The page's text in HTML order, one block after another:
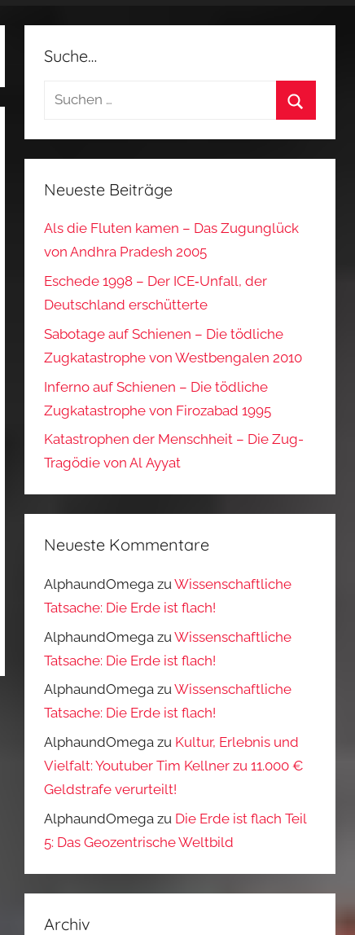
Suche…
Suchen
Neueste Beiträge
Als die Fluten kamen – Das Zugunglück
von Andhra Pradesh 2005
Eschede 1998 – Der ICE‑Unfall, der
Deutschland erschütterte
Sabotage auf Schienen – Die tödliche
Zugkatastrophe von Westbengalen 2010
Inferno auf Schienen – Die tödliche
Zugkatastrophe von Firozabad 1995
Katastrophen der Menschheit – Die Zug-
Tragödie von Al Ayyat
Neueste Kommentare
AlphaundOmega zuWissenschaftliche
Tatsache: Die Erde ist flach!
AlphaundOmega zuWissenschaftliche
Tatsache: Die Erde ist flach!
AlphaundOmega zuWissenschaftliche
Tatsache: Die Erde ist flach!
AlphaundOmega zu Kultur, Erlebnis und
Vielfalt: Youtuber Tim Kellner zu 11.000 €
Geldstrafe verurteilt!
AlphaundOmega zu Die Erde ist flach Teil
5: Das Geozentrische Weltbild
Archiv